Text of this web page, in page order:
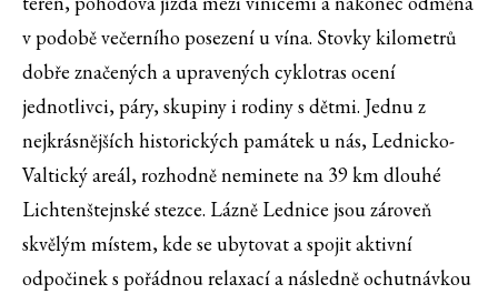
v podobě večerního posezení u vína. Stovky kilometrů
dobře značených a upravených cyklotras ocení
jednotlivci, páry, skupiny i rodiny s dětmi. Jednu z
nejkrásnějších historických památek u nás, Lednicko-
Valtický areál, rozhodně neminete na 39 km dlouhé
Lichtenštejnské stezce. Lázně Lednice jsou zároveň
skvělým místem, kde se ubytovat a spojit aktivní
odpočinek s pořádnou relaxací a následně ochutnávkou